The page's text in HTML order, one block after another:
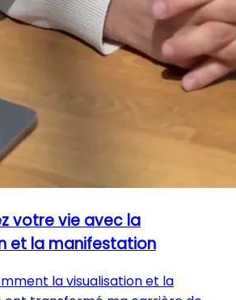
votre vie avec la
et la manifestation
la visualisation et la